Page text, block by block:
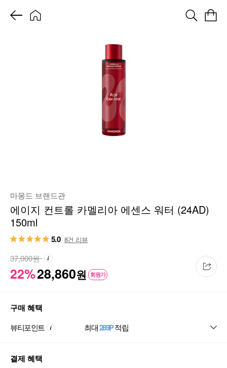
마몽드 브랜드관
에이지 컨트롤 카멜리아 에센스 워터 (24AD)
150ml
5.0 8건 리뷰
22%28,860원 회원가
37,000원
구매 혜택
뷰티포인트 최대289P적립
결제 혜택